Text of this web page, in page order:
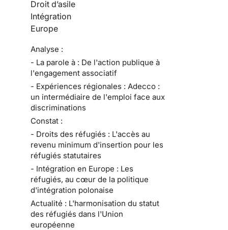
Droit d’asile
Intégration
Europe
Analyse :
- La parole à : De l'action publique à
l'engagement associatif
- Expériences régionales : Adecco :
un intermédiaire de l'emploi face aux
discriminations
Constat :
- Droits des réfugiés : L'accès au
revenu minimum d'insertion pour les
réfugiés statutaires
- Intégration en Europe : Les
réfugiés, au cœur de la politique
d'intégration polonaise
Actualité : L'harmonisation du statut
des réfugiés dans l'Union
européenne